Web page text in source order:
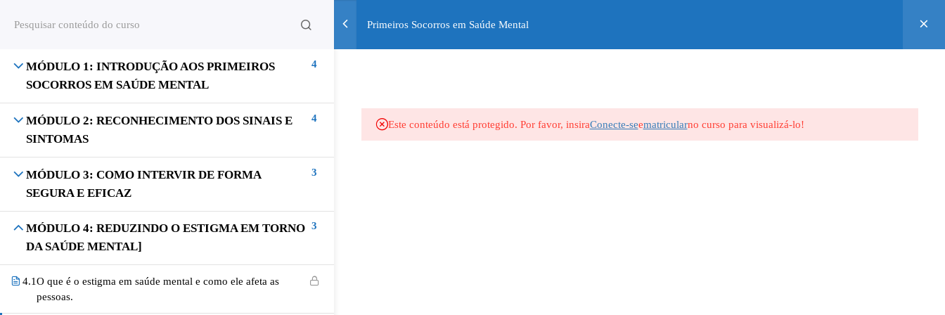
Primeiros Socorros em Saúde Mental
MÓDULO 1: INTRODUÇÃO AOS PRIMEIROS
SOCORROS EM SAÚDE MENTAL
4
MÓDULO 2: RECONHECIMENTO DOS SINAIS E
SINTOMAS
4
MÓDULO 3: COMO INTERVIR DE FORMA
SEGURA E EFICAZ
3
MÓDULO 4: REDUZINDO O ESTIGMA EM TORNO
DA SAÚDE MENTAL]
3
4.1O que é o estigma em saúde mental e como ele afeta as
pessoas.
Este conteúdo está protegido. Por favor, insiraConecte-seematricularno curso para visualizá-lo!
Todos os direitos Reservados © S2 TREINAMENTOS